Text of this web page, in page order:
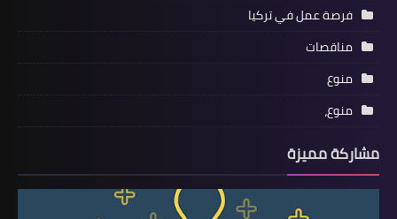
فرصة عمل في تركيا
مناقصات
منوع
منوع،
مشاركة مميزة